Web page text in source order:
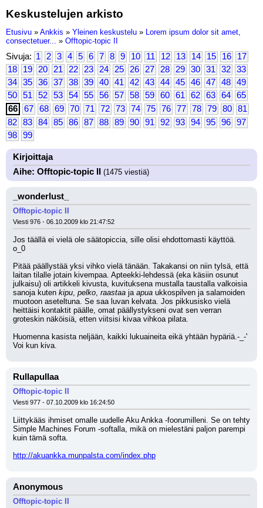
Keskustelujen arkisto
Etusivu » Ankkis » Yleinen keskustelu » Lorem ipsum dolor sit amet,
consectetuer... » Offtopic-topic II
Sivuja: 1 2 3 4 5 6 7 8 9 10 11 12 13 14 15 16
17
18
19 20 21 22 23 24 25 26 27 28 29 30 31 32
33
34
35 36 37 38 39 40 41 42 43 44 45 46 47 48
49
50
51 52 53 54 55 56 57 58 59 60 61 62 63 64
65
66
67 68 69 70 71 72 73 74 75 76 77 78 79 80
81
82
83 84 85 86 87 88 89 90 91 92 93 94 95 96
97
98
99
Kirjoittaja
Aihe: Offtopic-topic II
(1475 viestiä)
_wonderlust_
Offtopic-topic II
Viesti 976 - 06.10.2009 klo 21:47:52
Jos täällä ei vielä ole säätopiccia, sille olisi ehdottomasti käyttöä.
o_0
Pitää päällystää yksi vihko vielä tänään. Takakansi on niin tylsä, että
laitan tilalle jotain kivempaa. Apteekki-lehdessä (eka käsiin osunut
julkaisu) oli artikkeli kivusta, kuvituksena mustalla taustalla valkoisia
sanoja kuten kipu, pelko, raastaa ja apua ukkospilven ja salamoiden
muotoon aseteltuna. Se saa luvan kelvata. Jos pikkusisko vielä
heittäisi kontaktit päälle, omat päällystykseni ovat sen verran
groteskin näköisiä, etten viitsisi kivaa vihkoa pilata.
Huomenna kasista neljään, kaikki lukuaineita eikä yhtään hypäriä.-_-'
Voi kun kiva.
Rullapullaa
Offtopic-topic II
Viesti 977 - 07.10.2009 klo 16:24:50
Liittykääs ihmiset omalle uudelle Aku Ankka -foorumilleni. Se on tehty
Simple Machines Forum -softalla, mikä on mielestäni paljon parempi
kuin tämä softa.
http://akuankka.munpalsta.com/index.php
Anonymous
Offtopic-topic II